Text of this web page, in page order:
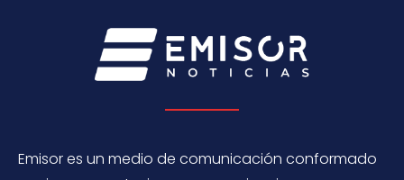
Emisor es un medio de comunicación conformado